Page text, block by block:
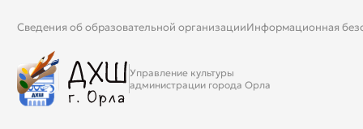
Сведения об образовательной организацииИнформационная
Управление культуры
администрации города Орла